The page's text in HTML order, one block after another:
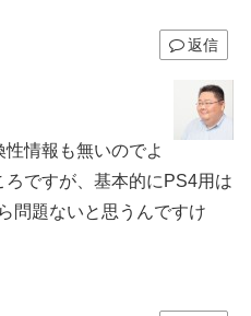
返信
情報も無いのでよ
ろですが、基本的にPS4用は
問題ないと思うんですけ